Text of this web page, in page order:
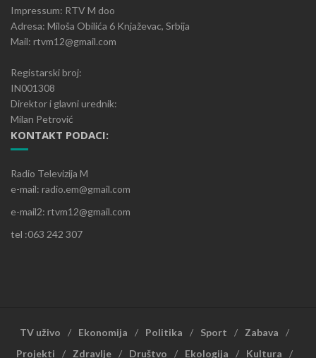
Impressum: RTV M doo
Adresa: Miloša Obilića 6 Knjaževac, Srbija
Mail: rtvm12@gmail.com
Registarski broj:
IN001308
Direktor i glavni urednik:
Milan Petrović
KONTAKT PODACI:
Radio Televizija M
e-mail: radio.em@gmail.com
e-mail2: rtvm12@gmail.com
tel :063 242 307
TV uživo Ekonomija Politika Sport
Zabava
Projekti
Zdravlje Društvo Ekologija Kultura